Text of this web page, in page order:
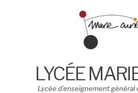
LYCÉE
Lycée d’enseignement